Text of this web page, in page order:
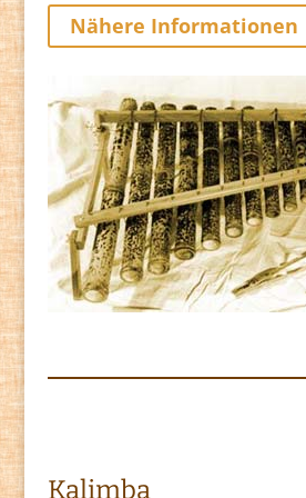
Nähere Informationen
Kalimba